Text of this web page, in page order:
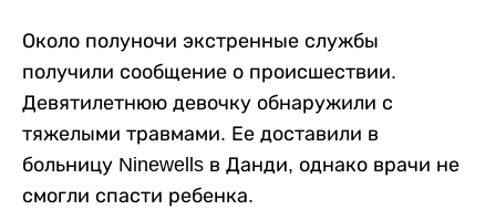
Около полуночи экстренные службы
получили сообщение о происшествии.
Девятилетнюю девочку обнаружили с
тяжелыми травмами. Ее доставили в
больницу Ninewells в Данди, однако врачи не
смогли спасти ребенка.